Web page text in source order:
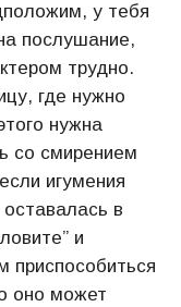
у тебя
послушание,
трудно.
где нужно
нужна
со смирением
игумения
в
и
приспособиться
оно может